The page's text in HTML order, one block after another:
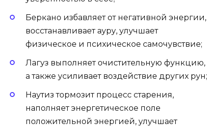
Беркано избавляет от негативной энергии,
восстанавливает ауру, улучшает
физическое и психическое самочувствие;
Лагуз выполняет очистительную функцию,
а также усиливает воздействие других рун;
Наутиз тормозит процесс старения,
наполняет энергетическое поле
положительной энергией, улучшает